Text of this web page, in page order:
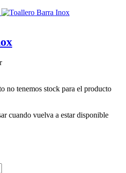
no tenemos stock para el producto
cuando vuelva a estar disponible